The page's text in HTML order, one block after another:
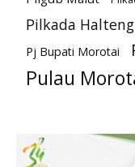
Pilkada Halteng
Pj Bupati Morotai
Pulau